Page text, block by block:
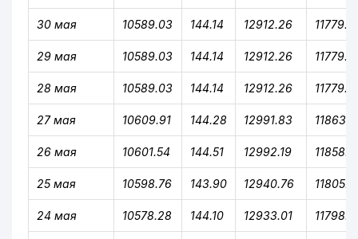
30 мая 10589.03 144.14 12912.26
29 мая 10589.03 144.14 12912.26
28 мая 10589.03 144.14 12912.26
27 мая 10609.91 144.28 12991.83
26 мая 10601.54 144.51 12992.19
25 мая 10598.76 143.90 12940.76
24 мая 10578.28 144.10 12933.01